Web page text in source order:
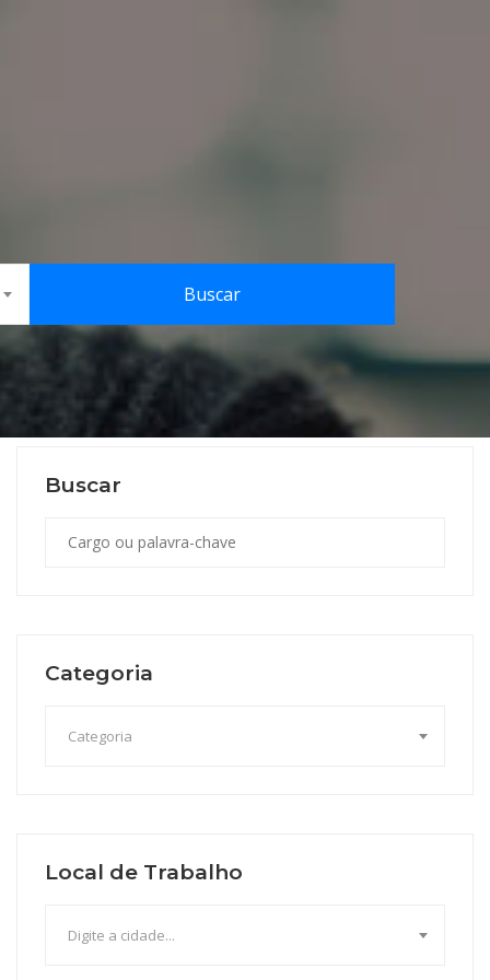
Buscar
Buscar
Categoria
Categoria
Local de Trabalho
Digite a cidade...